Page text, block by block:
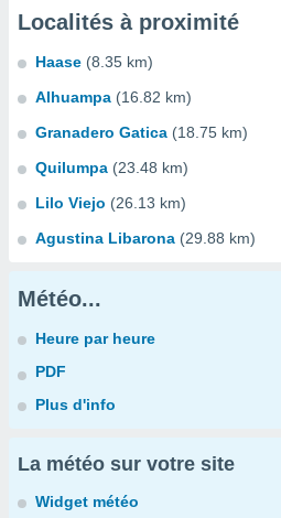
Localités à proximité
Haase (8.35 km)
Alhuampa (16.82 km)
Granadero Gatica (18.75 km)
Quilumpa (23.48 km)
Lilo Viejo (26.13 km)
Agustina Libarona (29.88 km)
Météo...
Heure par heure
PDF
Plus d'info
La météo sur votre site
Widget météo